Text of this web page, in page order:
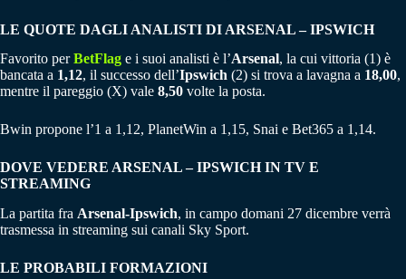
LE QUOTE DAGLI ANALISTI DI ARSENAL – IPSWICH
Favorito perBetFlag e i suoi analisti è l’Arsenal, la cui vittoria (1) è
bancata a 1,12, il successo dell’Ipswich (2) si trova a lavagna a 18,00,
mentre il pareggio (X) vale 8,50 volte la posta.
Bwin propone l’1 a 1,12, PlanetWin a 1,15, Snai e Bet365 a 1,14.
DOVE VEDERE ARSENAL – IPSWICH IN TV E
STREAMING
La partita fra Arsenal-Ipswich, in campo domani 27 dicembre verrà
trasmessa in streaming sui canali Sky Sport.
LE PROBABILI FORMAZIONI